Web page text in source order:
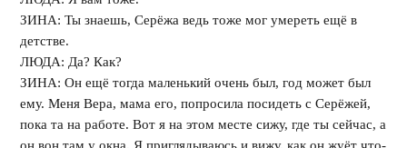
ЗИНА: Ты знаешь, Серёжа ведь тоже мог умереть ещё в
детстве.
ЛЮДА: Да? Как?
ЗИНА: Он ещё тогда маленький очень был, год может был
ему. Меня Вера, мама его, попросила посидеть с Серёжей,
пока та на работе. Вот я на этом месте сижу, где ты сейчас, а